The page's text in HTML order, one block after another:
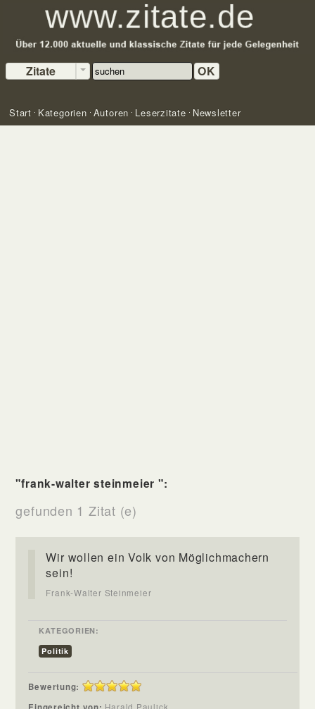
Zitate OK
Start Kategorien Autoren Leserzitate Newsletter
"frank-walter steinmeier ":
gefunden 1 Zitat (e)
Wir wollen ein Volk von Möglichmachern
sein!
Frank-Walter Steinmeier
KATEGORIEN:
Politik
Bewertung:
Harald Paulick